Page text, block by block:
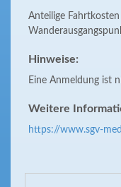
Anteilige
Hinweise:
Eine Anmeldung ist
Weitere
https://www.sgv-